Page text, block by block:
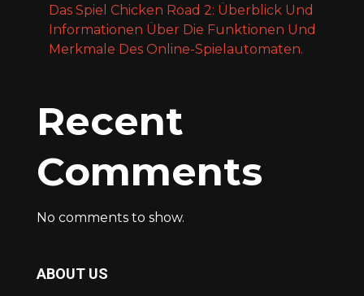
Das Spiel Chicken Road 2: Überblick Und
Informationen Über Die Funktionen Und
Merkmale Des Online-Spielautomaten.
Recent
Comments
No comments to show.
ABOUT US